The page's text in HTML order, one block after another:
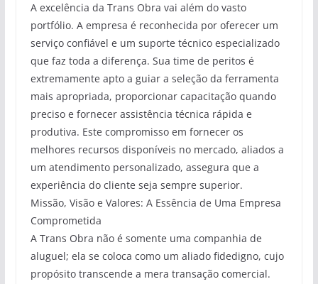
A excelência da Trans Obra vai além do vasto
portfólio. A empresa é reconhecida por oferecer um
serviço confiável e um suporte técnico especializado
que faz toda a diferença. Sua time de peritos é
extremamente apto a guiar a seleção da ferramenta
mais apropriada, proporcionar capacitação quando
preciso e fornecer assistência técnica rápida e
produtiva. Este compromisso em fornecer os
melhores recursos disponíveis no mercado, aliados a
um atendimento personalizado, assegura que a
experiência do cliente seja sempre superior.
Missão, Visão e Valores: A Essência de Uma Empresa
Comprometida
A Trans Obra não é somente uma companhia de
aluguel; ela se coloca como um aliado fidedigno, cujo
propósito transcende a mera transação comercial.